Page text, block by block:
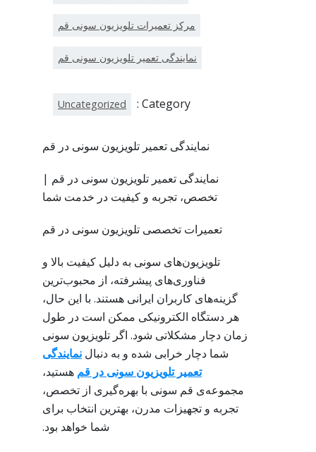
مرکز تعمیرات تلویزیون سونی قم
نمایندگی تعمیر تلویزیون سونی قم
Category :
Uncategorized
نمایندگی تعمیر تلویزیون سونی در قم
نمایندگی تعمیر تلویزیون سونی در قم |
تخصص، تجربه و کیفیت در خدمت شما
تعمیرات تخصصی تلویزیون سونی در قم
تلویزیون‌های سونی به دلیل کیفیت بالا و
فناوری‌های پیشرفته، از محبوب‌ترین
گزینه‌های کاربران ایرانی هستند. با این حال،
هر دستگاه الکترونیکی ممکن است در طول
زمان دچار مشکلاتی شود. اگر تلویزیون سونی
شما دچار خرابی شده و به دنبال نمایندگی
تعمیر تلویزیون سونی در قم هستید،
مجموعه‌ی قم سونی با بهره‌گیری از تخصص،
تجربه و تجهیزات مدرن، بهترین انتخاب برای
شما خواهد بود.